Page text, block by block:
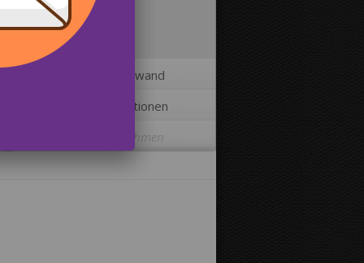
Größe der Leinwand
Zusätzliche Optionen
Bild auf Leinwandkanten drucken:
Leinwand einrahmen